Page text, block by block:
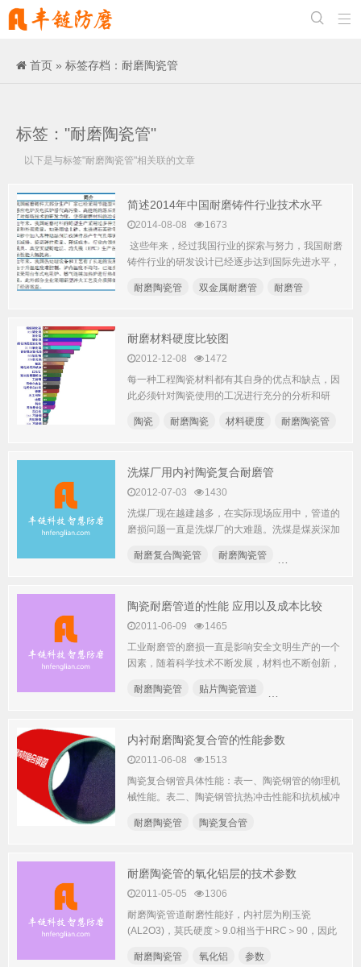


首页 » 标签存档：耐磨陶瓷管
标签："耐磨陶瓷管"
以下是与标签"耐磨陶瓷管"相关联的文章
简述2014年中国耐磨铸件行业技术水平
2014-08-08
1673
这些年来，经过我国行业的探索与努力，我国耐磨
铸件行业的研发设计已经逐步达到国际先进水平，
耐磨陶瓷管
双金属耐磨管 耐磨管
耐磨材料硬度比较图
2012-12-08
1472
每一种工程陶瓷材料都有其自身的优点和缺点，因
此必须针对陶瓷使用的工况进行充分的分析和研
陶瓷
耐磨陶瓷 材料硬度 耐磨陶瓷管
洗煤厂用内衬陶瓷复合耐磨管
2012-07-03
1430
洗煤厂现在越建越多，在实际现场应用中，管道的
磨损问题一直是洗煤厂的大难题。洗煤是煤炭深加
耐磨复合陶瓷管
耐磨陶瓷管
陶瓷耐磨管道的性能 应用以及成本比较
2011-06-09
1465
工业耐磨管的磨损一直是影响安全文明生产的一个
因素，随着科学技术不断发展，材料也不断创新，
耐磨陶瓷管
贴片陶瓷管道
内衬耐磨陶瓷复合管的性能参数
2011-06-08
1513
陶瓷复合钢管具体性能：表一、陶瓷钢管的物理机
械性能。表二、陶瓷钢管抗热冲击性能和抗机械冲
耐磨陶瓷管
陶瓷复合管
耐磨陶瓷管的氧化铝层的技术参数
2011-05-05
1306
耐磨陶瓷管道耐磨性能好，内衬层为刚玉瓷
(AL2O3)，莫氏硬度＞9.0相当于HRC＞90，因此
耐磨陶瓷管
氧化铝 参数